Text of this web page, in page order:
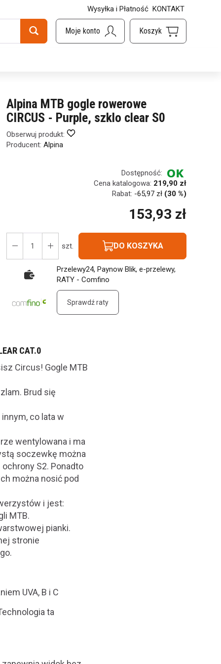
Wysyłka i Płatność KONTAKT
Alpina MTB gogle rowerowe
CIRCUS - Purple, szklo clear S0
Obserwuj produkt:
Producent: Alpina
Dostępność:
Cena katalogowa: 219,90 zł
Rabat: -65,97 zł (30 %)
153,93 zł
szt. DO KOSZYKA
Przelewy24, Paynow Blik, e-przelewy,
RATY - Comfino
Sprawdź raty
CAT.0
Circus! Gogle MTB
Brud się
co lata w
wentylowana i ma
soczewkę można
S2. Ponadto
można nosić pod
i jest:
MTB.
pianki.
stronie
UVA, B i C
ta